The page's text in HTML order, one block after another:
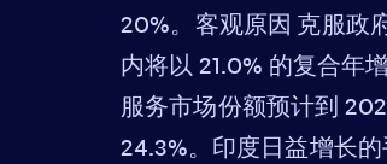
20%。客观原因 克服政
内将以 21.0% 的复合年
服务市场份额预计到
24.3%。印度日益增长